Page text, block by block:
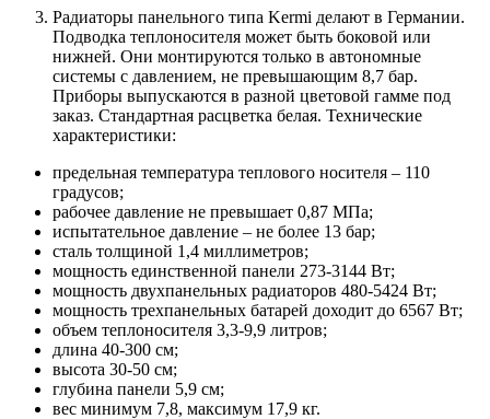
Радиаторы панельного типа Kermi делают в Германии.
Подводка теплоносителя может быть боковой или
нижней. Они монтируются только в автономные
системы с давлением, не превышающим 8,7 бар.
Приборы выпускаются в разной цветовой гамме под
заказ. Стандартная расцветка белая. Технические
характеристики:
предельная температура теплового носителя – 110
градусов;
рабочее давление не превышает 0,87 МПа;
испытательное давление – не более 13 бар;
сталь толщиной 1,4 миллиметров;
мощность единственной панели 273-3144 Вт;
мощность двухпанельных радиаторов 480-5424 Вт;
мощность трехпанельных батарей доходит до 6567 Вт;
объем теплоносителя 3,3-9,9 литров;
длина 40-300 см;
высота 30-50 см;
глубина панели 5,9 см;
вес минимум 7,8, максимум 17,9 кг.